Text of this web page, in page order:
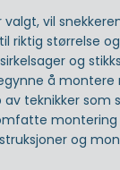
vil
riktig størrelse
og
å
teknikker som
montering
og